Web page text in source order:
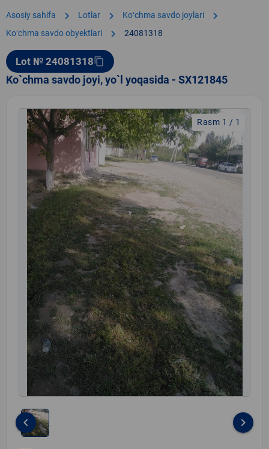
Asosiy sahifa chevron_right Lotlar chevron_right Koʻchma savdo joylari chevron_right
Koʻchma savdo obyektlari chevron_right 24081318
Lot № 24081318content_copy
Ko`chma savdo joyi, yo`l yoqasida - SX121845
Rasm 1 / 1
keyboard_arrow_left keyboard_arrow_right